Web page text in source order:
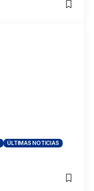
ÚLTIMAS NOTICIAS